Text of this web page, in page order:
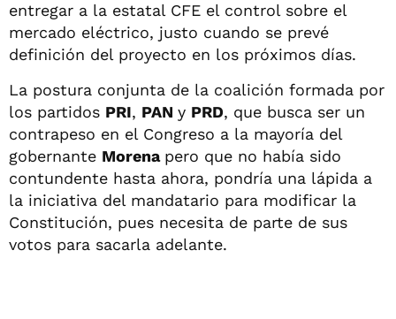
entregar a la estatal CFE el control sobre el
mercado eléctrico, justo cuando se prevé
definición del proyecto en los próximos días.
La postura conjunta de la coalición formada por
los partidos PRI, PAN y PRD, que busca ser un
contrapeso en el Congreso a la mayoría del
gobernante Morena pero que no había sido
contundente hasta ahora, pondría una lápida a
la iniciativa del mandatario para modificar la
Constitución, pues necesita de parte de sus
votos para sacarla adelante.